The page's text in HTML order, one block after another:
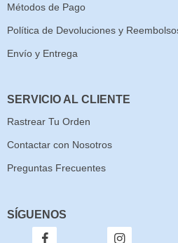
Métodos de Pago
Política de Devoluciones y
Envío y Entrega
SERVICIO AL CLIENTE
Rastrear Tu Orden
Contactar con Nosotros
Preguntas Frecuentes
SÍGUENOS